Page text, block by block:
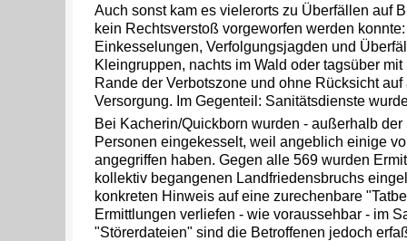
Auch sonst kam es vielerorts zu Überfällen auf
kein Rechtsverstoß vorgeworfen werden
Einkesselungen, Verfolgungsjagden und
Kleingruppen, nachts im Wald oder tagsüber
Rande der Verbotszone und ohne Rücksicht
Versorgung. Im Gegenteil: Sanitätsdienste
Bei Kacherin/Quickborn wurden - außerhalb
Personen eingekesselt, weil angeblich einige
angegriffen haben. Gegen alle 569 wurden
kollektiv begangenen Landfriedensbruchs
konkreten Hinweis auf eine zurechenbare
Ermittlungen verliefen - wie voraussehbar - im
"Störerdateien" sind die Betroffenen jedoch